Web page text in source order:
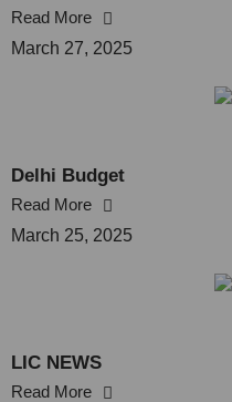
Read More
March 27, 2025
Delhi Budget
Read More
March 25, 2025
LIC NEWS
Read More